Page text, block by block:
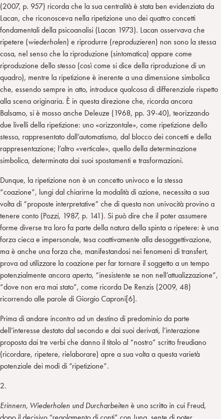
(2007, p. 957) ricorda che la sua centralità è stata ben evidenziata da
Lacan, che riconosceva nella ripetizione uno dei quattro concetti
fondamentali della psicoanalisi (Lacan 1973). Lacan osservava che
ripetere (wiederholen) e riprodurre (reproduzieren) non sono la stessa
cosa, nel senso che la riproduzione (sintomatica) appare come
riproduzione dello stesso (così come si dice della riproduzione di un
quadro), mentre la ripetizione è inerente a una dimensione simbolica
che, essendo sempre in atto, introduce qualcosa di differenziale rispetto
alla scena originaria. È in questa direzione che, ricorda ancora
Balsamo, si è mosso anche Deleuze (1968, pp. 39-40), teorizzando
due livelli della ripetizione: uno «orizzontale», come ripetizione dello
stesso, rappresentato dall’automatismo, dal blocco dei concetti e della
rappresentazione; l’altro «verticale», quello della determinazione
simbolica, determinata dai suoi spostamenti e trasformazioni.
Dunque, la ripetizione non è un concetto univoco e la stessa
“coazione”, lungi dal chiarirne la modalità di azione, necessita a sua
volta di “proposte interpretative” che di questa non univocità provino a
tenere conto (Pozzi, 1987, p. 141). Si può dire che il poter assumere
forme diverse tra loro fa parte della natura della spinta a ripetere: è una
forza cieca e impersonale, tesa coattivamente alla desoggettivazione,
ma è anche una forza che, manifestandosi nei fenomeni di transfert,
prova ad utilizzare la coazione per far tornare il soggetto a un tempo
potenzialmente ancora aperto, “inesistente se non nell’attualizzazione”,
“dove non era mai stato”, come ricorda De Renzis (2009, 48)
ricorrendo alle parole di Giorgio Caproni[6].
Prima di andare incontro ad un destino di predominio da parte
dell’interesse destato dal secondo e dai suoi derivati, l’interazione
proposta dai tre verbi che danno il titolo al “nostro” scritto freudiano
(ricordare, ripetere, rielaborare) apre a sua volta a questa varietà
potenziale dei modi di “ripetizione”.
2.
Erinnern, Wiederholen und Durcharbeiten è uno scritto in cui Freud,